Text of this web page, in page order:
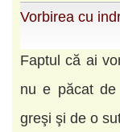
Vorbirea cu
Faptul că ai
nu e păcat
greşi şi de o